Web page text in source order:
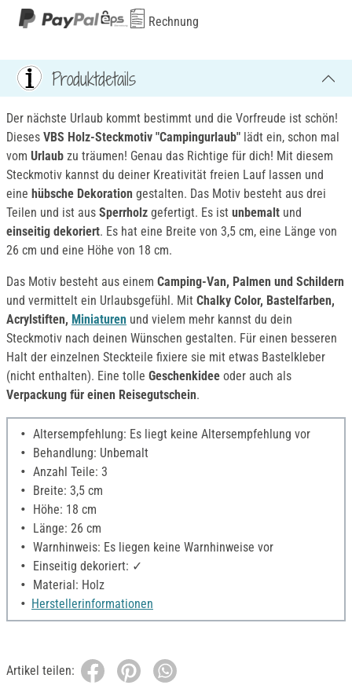
Rechnung
Produktdetails
Der nächste Urlaub kommt bestimmt und die Vorfreude ist schön!
Dieses VBS Holz-Steckmotiv "Campingurlaub" lädt ein, schon mal
vom Urlaub zu träumen! Genau das Richtige für dich! Mit diesem
Steckmotiv kannst du deiner Kreativität freien Lauf lassen und
eine hübsche Dekoration gestalten. Das Motiv besteht aus drei
Teilen und ist aus Sperrholz gefertigt. Es ist unbemalt und
einseitig dekoriert. Es hat eine Breite von 3,5 cm, eine Länge von
26 cm und eine Höhe von 18 cm.
Das Motiv besteht aus einem Camping-Van, Palmen und Schildern
und vermittelt ein Urlaubsgefühl. Mit Chalky Color, Bastelfarben,
Acrylstiften, Miniaturen und vielem mehr kannst du dein
Steckmotiv nach deinen Wünschen gestalten. Für einen besseren
Halt der einzelnen Steckteile fixiere sie mit etwas Bastelkleber
(nicht enthalten). Eine tolle Geschenkidee oder auch als
Verpackung für einen Reisegutschein.
Altersempfehlung: Es liegt keine Altersempfehlung vor
Behandlung: Unbemalt
Anzahl Teile: 3
Breite: 3,5 cm
Höhe: 18 cm
Länge: 26 cm
Warnhinweis: Es liegen keine Warnhinweise vor
Einseitig dekoriert: ✓
Material: Holz
Herstellerinformationen
Artikel teilen: